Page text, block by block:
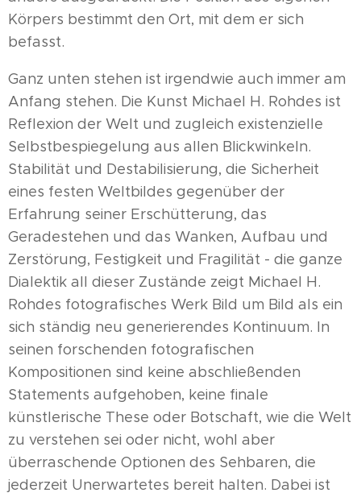
Körpers bestimmt den Ort, mit dem er sich
befasst.
Ganz unten stehen ist irgendwie auch immer am
Anfang stehen. Die Kunst Michael H. Rohdes ist
Reflexion der Welt und zugleich existenzielle
Selbstbespiegelung aus allen Blickwinkeln.
Stabilität und Destabilisierung, die Sicherheit
eines festen Weltbildes gegenüber der
Erfahrung seiner Erschütterung, das
Geradestehen und das Wanken, Aufbau und
Zerstörung, Festigkeit und Fragilität - die ganze
Dialektik all dieser Zustände zeigt Michael H.
Rohdes fotografisches Werk Bild um Bild als ein
sich ständig neu generierendes Kontinuum. In
seinen forschenden fotografischen
Kompositionen sind keine abschließenden
Statements aufgehoben, keine finale
künstlerische These oder Botschaft, wie die Welt
zu verstehen sei oder nicht, wohl aber
überraschende Optionen des Sehbaren, die
jederzeit Unerwartetes bereit halten. Dabei ist